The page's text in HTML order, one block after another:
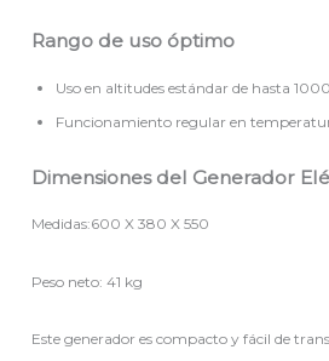
Rango de uso óptimo
Uso en altitudes estándar de hasta
Funcionamiento regular en
Dimensiones del Generador
Medidas:600 X 380 X 550
Peso neto: 41 kg
Este generador es compacto y fácil de